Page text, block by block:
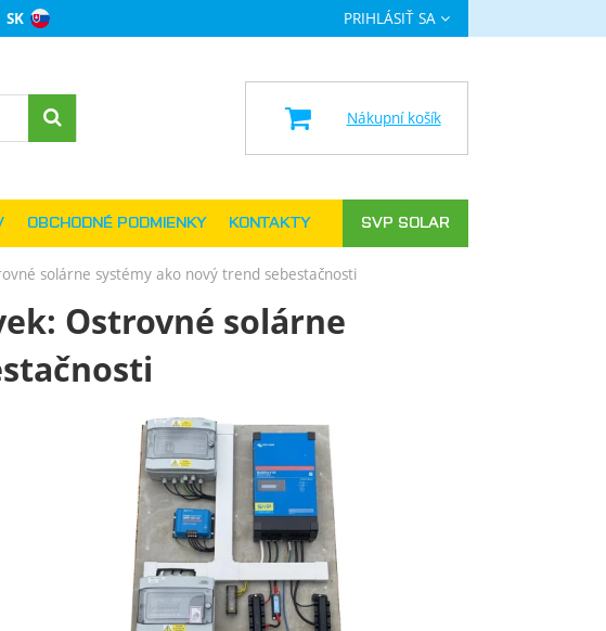
solárne systémy ako nový trend sebestačnosti
Ostrovné solárne
OBCHODNÉ PODMIENKY KONTAKTY SVP SOLAR
verzia
SK PRIHLÁSIŤ SA
Nákupní košík